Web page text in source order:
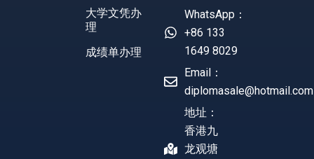
大学文凭办
理
成绩单办理
WhatsApp：
+86 133
1649 8029
Email：
diplomasale@hotmail.com
地址：
香港九
龙观塘